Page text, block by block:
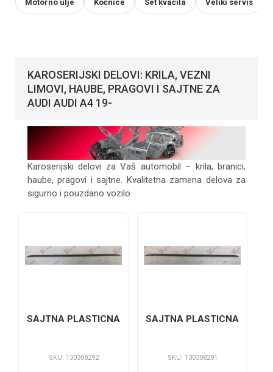
Motorno ulje Kočnice Set kvačila Veliki servis
KAROSERIJSKI DELOVI: KRILA, VEZNI
LIMOVI, HAUBE, PRAGOVI I SAJTNE ZA
AUDI AUDI A4 19-
Karoserijski delovi za Vaš automobil – krila, branici,
haube, pragovi i sajtne. Kvalitetna zamena delova za
sigurno i pouzdano vozilo
SAJTNA PLASTICNA
SKU: 130308292
SAJTNA PLASTICNA
SKU: 130308291